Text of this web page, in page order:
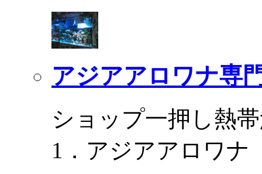
アジアアロワナ専
ショップ一押し熱
1．アジアアロワ